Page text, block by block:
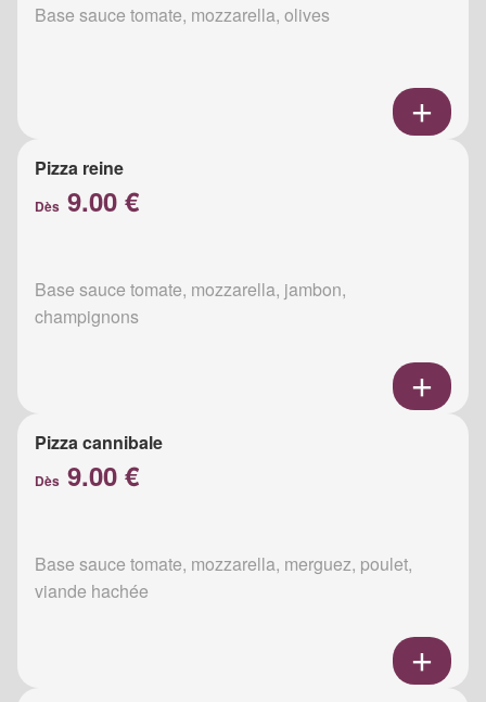
Base sauce tomate, mozzarella, olives
Pizza reine
Dès 9.00 €
Base sauce tomate, mozzarella, jambon,
champignons
Pizza cannibale
Dès 9.00 €
Base sauce tomate, mozzarella, merguez, poulet,
viande hachée